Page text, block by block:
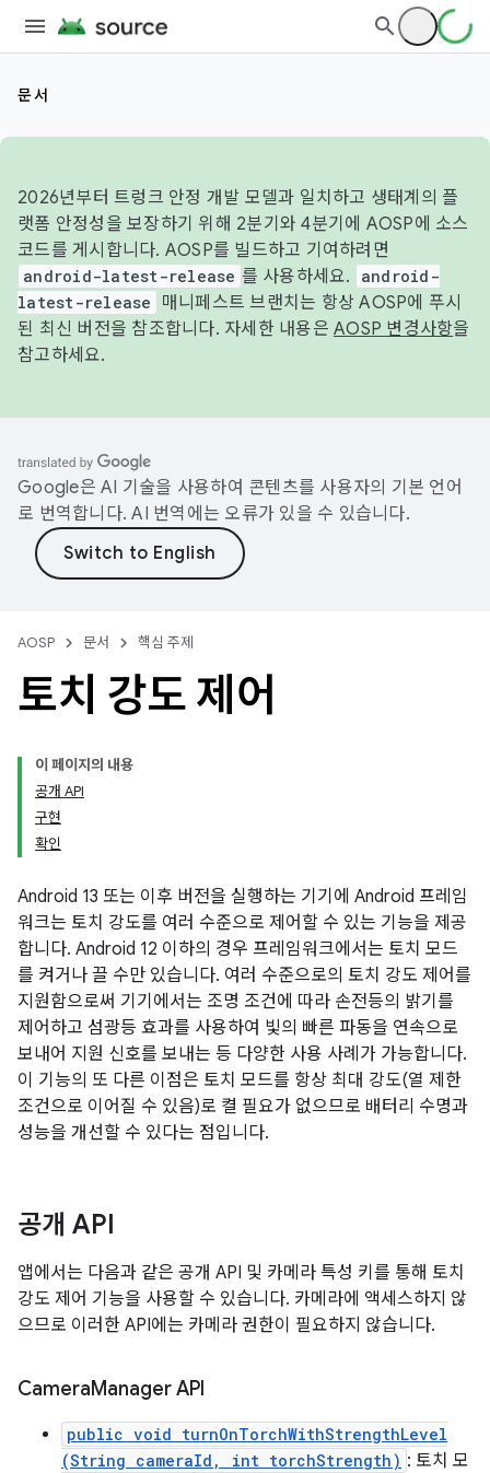
문서
2026년부터 트렁크 안정 개발 모델과 일치하고 생태계의 플
랫폼 안정성을 보장하기 위해 2분기와 4분기에 AOSP에 소스
코드를 게시합니다. AOSP를 빌드하고 기여하려면
android-latest-release 를 사용하세요.
android-
latest-release
매니페스트 브랜치는 항상 AOSP에 푸시
된 최신 버전을 참조합니다. 자세한 내용은 AOSP 변경사항을
참고하세요.
Google은 AI 기술을 사용하여 콘텐츠를 사용자의 기본 언어
로 번역합니다. AI 번역에는 오류가 있을 수 있습니다.
AOSP 문서 핵심 주제
토치 강도 제어
이 페이지의 내용
공개 API
구현
확인
Android 13 또는 이후 버전을 실행하는 기기에 Android 프레임
워크는 토치 강도를 여러 수준으로 제어할 수 있는 기능을 제공
합니다. Android 12 이하의 경우 프레임워크에서는 토치 모드
를 켜거나 끌 수만 있습니다. 여러 수준으로의 토치 강도 제어를
지원함으로써 기기에서는 조명 조건에 따라 손전등의 밝기를
제어하고 섬광등 효과를 사용하여 빛의 빠른 파동을 연속으로
보내어 지원 신호를 보내는 등 다양한 사용 사례가 가능합니다.
이 기능의 또 다른 이점은 토치 모드를 항상 최대 강도(열 제한
조건으로 이어질 수 있음)로 켤 필요가 없으므로 배터리 수명과
성능을 개선할 수 있다는 점입니다.
공개 API
앱에서는 다음과 같은 공개 API 및 카메라 특성 키를 통해 토치
강도 제어 기능을 사용할 수 있습니다. 카메라에 액세스하지 않
으므로 이러한 API에는 카메라 권한이 필요하지 않습니다.
CameraManager API
public void turnOnTorchWithStrengthLevel
(String cameraId, int torchStrength) : 토치 모